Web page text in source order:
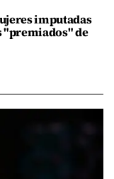
imputadas
"premiados" de